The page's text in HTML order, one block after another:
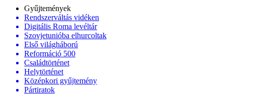
Gyűjtemények
Rendszerváltás vidéken
Digitális Roma levéltár
Szovjetunióba elhurcoltak
Első világháború
Reformáció 500
Családtörténet
Helytörténet
Középkori gyűjtemény
Pártiratok